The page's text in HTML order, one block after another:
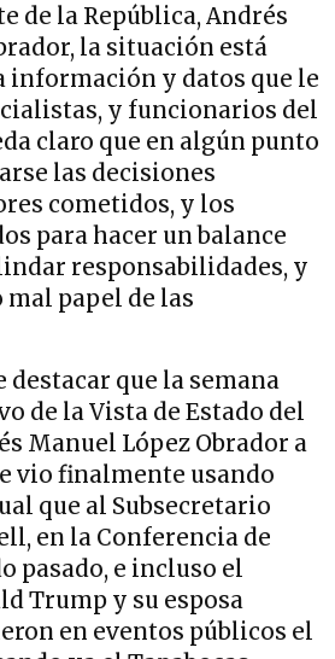
de la República, Andrés
la situación está
información y datos que le
y funcionarios del
claro que en algún punto
las decisiones
cometidos, y los
para hacer un balance
responsabilidades, y
mal papel de las
destacar que la semana
de la Vista de Estado del
Manuel López Obrador a
vio finalmente usando
que al Subsecretario
en la Conferencia de
pasado, e incluso el
Trump y su esposa
en eventos públicos el